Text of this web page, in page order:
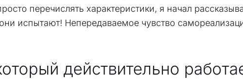
перечислять характеристики, я начал
испытают! Непередаваемое чувство
действительно